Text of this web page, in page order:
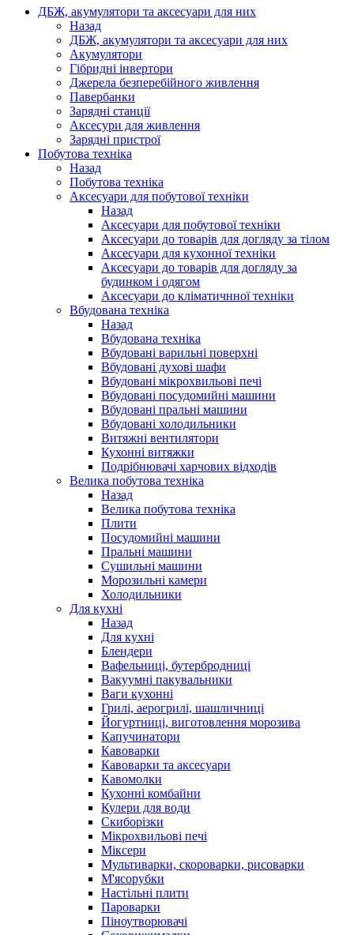
ДБЖ, акумулятори та аксесуари для них
Назад
ДБЖ, акумулятори та аксесуари для них
Акумулятори
Гібридні інвертори
Джерела безперебійного живлення
Павербанки
Зарядні станції
Аксесури для живлення
Зарядні пристрої
Побутова техніка
Назад
Побутова техніка
Аксесуари для побутової техніки
Назад
Аксесуари для побутової техніки
Аксесуари до товарів для догляду за тілом
Аксесуари для кухонної техніки
Аксесуари до товарів для догляду за
будинком і одягом
Аксесуари до кліматичнної техніки
Вбудована техніка
Назад
Вбудована техніка
Вбудовані варильні поверхні
Вбудовані духові шафи
Вбудовані мікрохвильові печі
Вбудовані посудомийні машини
Вбудовані пральні машини
Вбудовані холодильники
Витяжні вентилятори
Кухонні витяжки
Подрібнювачі харчових відходів
Велика побутова техніка
Назад
Велика побутова техніка
Плити
Посудомийні машини
Пральні машини
Сушильні машини
Морозильні камери
Холодильники
Для кухні
Назад
Для кухні
Блендери
Вафельниці, бутербродниці
Вакуумні пакувальники
Ваги кухонні
Грилі, аерогрилі, шашличниці
Йогуртниці, виготовлення морозива
Капучинатори
Кавоварки
Кавоварки та аксесуари
Кавомолки
Кухонні комбайни
Кулери для води
Скиборізки
Мікрохвильові печі
Міксери
Мультиварки, скороварки, рисоварки
М'ясорубки
Настільні плити
Пароварки
Піноутворювачі